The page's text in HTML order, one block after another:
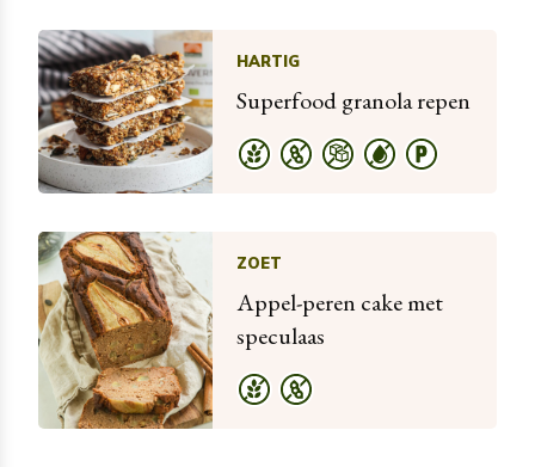
HARTIG
Superfood granola repen
ZOET
Appel-peren cake met
speculaas